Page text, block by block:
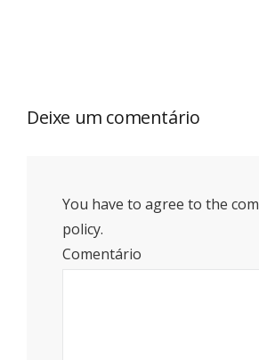
Deixe um comentário
You have to agree to the
policy.
Comentário